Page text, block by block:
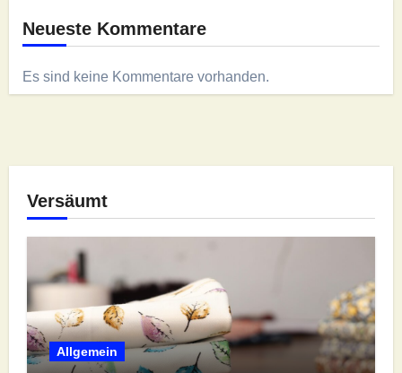
Neueste Kommentare
Es sind keine Kommentare vorhanden.
Versäumt
Allgemein